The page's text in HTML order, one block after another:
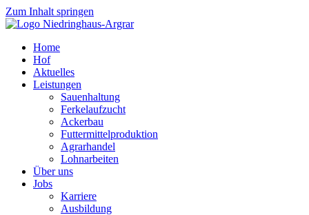
Zum Inhalt springen
Home
Hof
Aktuelles
Leistungen
Sauenhaltung
Ferkelaufzucht
Ackerbau
Futtermittelproduktion
Agrarhandel
Lohnarbeiten
Über uns
Jobs
Karriere
Ausbildung